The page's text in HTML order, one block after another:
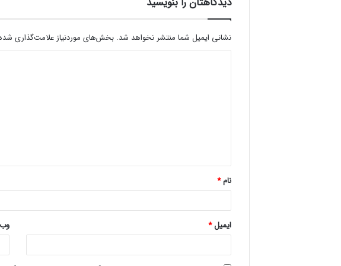
نشانی ایمیل شما منتشر نخواهد شد. بخش‌های موردنیاز علامت‌گذاری
*
نام*
ایمیل*